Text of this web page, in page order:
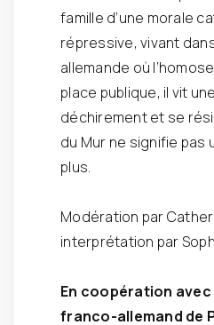
famille d’une morale
répressive, vivant
allemande où
place publique, il vit
déchirement et se
du Mur ne signifie pas
plus.
Modération par
interprétation par
En coopération
franco-allemand de